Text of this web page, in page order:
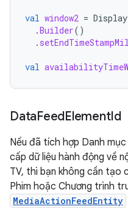
val window2 =
.Builder()
.
val
DataFeedElementId
Nếu đã tích hợp Danh
cấp dữ liệu hành động về
TV, thì bạn không cần
Phim hoặc Chương trình
MediaActionFeedEntity